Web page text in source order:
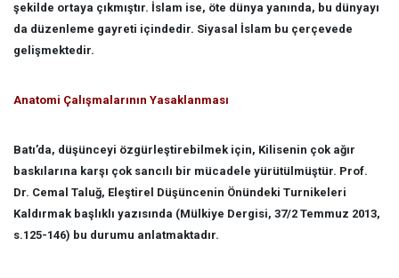
şekilde ortaya çıkmıştır. İslam ise, öte dünya yanında, bu dünyayı
da düzenleme gayreti içindedir. Siyasal İslam bu çerçevede
gelişmektedir.
Anatomi Çalışmalarının Yasaklanması
Batı’da, düşünceyi özgürleştirebilmek için, Kilisenin çok ağır
baskılarına karşı çok sancılı bir mücadele yürütülmüştür. Prof.
Dr. Cemal Taluğ, Eleştirel Düşüncenin Önündeki Turnikeleri
Kaldırmak başlıklı yazısında (Mülkiye Dergisi, 37/2 Temmuz 2013,
s.125-146) bu durumu anlatmaktadır.